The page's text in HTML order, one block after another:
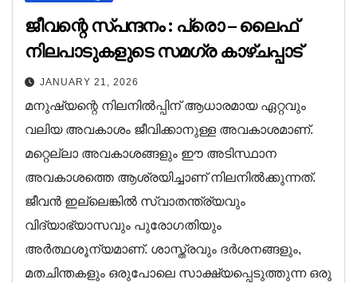
ജീവന്റെ സ്പന്ദനം : പ്രൊ – ലൈഫ്
നിലപാടുകളുടെ സമഗ്ര കാഴ്ചപ്പാട്
JANUARY 21, 2026
മനുഷ്യന്റെ നിലനിൽപ്പിന് ആധാരമായ ഏറ്റവും
വലിയ അവകാശം ജീവിക്കാനുള്ള അവകാശമാണ്.
മറ്റെല്ലാ അവകാശങ്ങളും ഈ അടിസ്ഥാന
അവകാശത്തെ ആശ്രയിച്ചാണ് നിലനിൽക്കുന്നത്.
ജീവൻ ഇല്ലെങ്കിൽ സ്വാതന്ത്ര്യവും
വിദ്യാഭ്യാസവും പുരോഗതിയും
അർത്ഥശൂന്യമാണ്. ശാസ്ത്രവും ദർശനങ്ങളും,
മതചിന്തകളും ഒരുപോലെ സാക്ഷ്യപ്പെടുത്തുന്ന ഒരു